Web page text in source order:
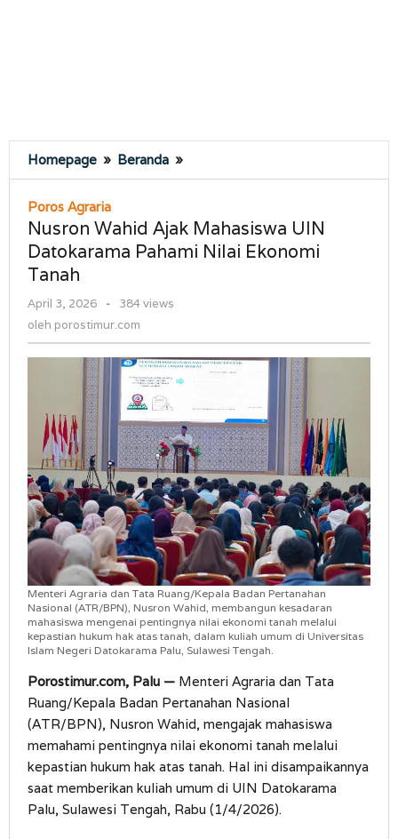
Homepage » Beranda »
Wahid
Mahasiswa
UIN
Datokarama
Poros Agraria
Nusron Wahid Ajak Mahasiswa UIN
Datokarama Pahami Nilai Ekonomi
Tanah
April 3, 2026
oleh
-
384 views
oleh porostimur.com
Menteri Agraria dan Tata Ruang/Kepala Badan Pertanahan
Nasional (ATR/BPN), Nusron Wahid, membangun kesadaran
mahasiswa mengenai pentingnya nilai ekonomi tanah melalui
kepastian hukum hak atas tanah, dalam kuliah umum di Universitas
Islam Negeri Datokarama Palu, Sulawesi Tengah.
Porostimur.com, Palu — Menteri Agraria dan Tata
Ruang/Kepala Badan Pertanahan Nasional
(ATR/BPN), Nusron Wahid, mengajak mahasiswa
memahami pentingnya nilai ekonomi tanah melalui
kepastian hukum hak atas tanah. Hal ini disampaikannya
saat memberikan kuliah umum di UIN Datokarama
Palu, Sulawesi Tengah, Rabu (1/4/2026).